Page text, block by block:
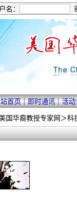
名：
首页｜即时通讯｜活动
国华裔教授专家网＞科